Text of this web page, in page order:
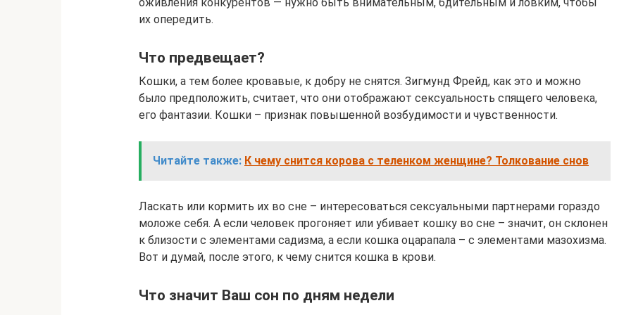
их опередить.
Что предвещает?
Кошки, а тем более кровавые, к добру не снятся. Зигмунд Фрейд, как это и можно
было предположить, считает, что они отображают сексуальность спящего человека,
его фантазии. Кошки – признак повышенной возбудимости и чувственности.
Читайте также: К чему снится корова с теленком женщине? Толкование снов
Ласкать или кормить их во сне – интересоваться сексуальными партнерами гораздо
моложе себя. А если человек прогоняет или убивает кошку во сне – значит, он склонен
к близости с элементами садизма, а если кошка оцарапала – с элементами мазохизма.
Вот и думай, после этого, к чему снится кошка в крови.
Что значит Ваш сон по дням недели